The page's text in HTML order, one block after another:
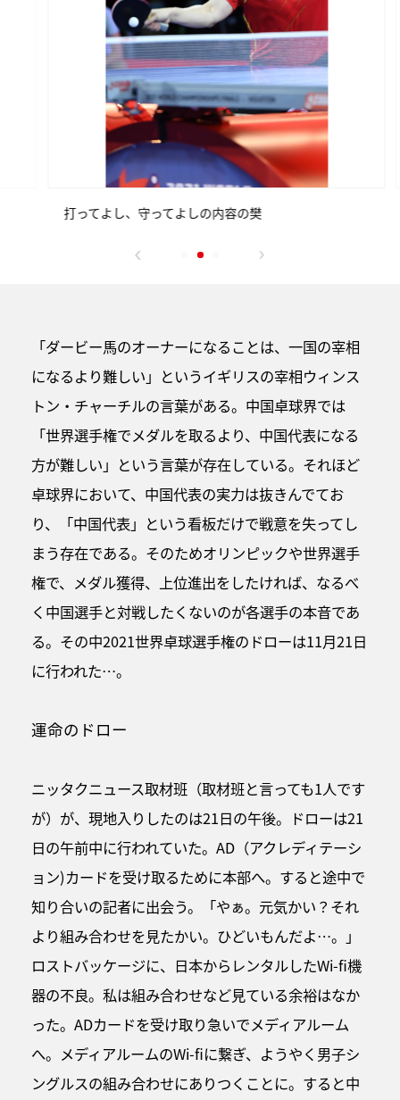
打ってよし、守ってよしの内容の樊
「ダービー馬のオーナーになることは、一国の宰相
になるより難しい」というイギリスの宰相ウィンス
トン・チャーチルの言葉がある。中国卓球界では
「世界選手権でメダルを取るより、中国代表になる
方が難しい」という言葉が存在している。それほど
卓球界において、中国代表の実力は抜きんでてお
り、「中国代表」という看板だけで戦意を失ってし
まう存在である。そのためオリンピックや世界選手
権で、メダル獲得、上位進出をしたければ、なるべ
く中国選手と対戦したくないのが各選手の本音であ
る。その中2021世界卓球選手権のドローは11月21日
に行われた…。
運命のドロー
ニッタクニュース取材班（取材班と言っても1人です
が）が、現地入りしたのは21日の午後。ドローは21
日の午前中に行われていた。AD（アクレディテーシ
ョン)カードを受け取るために本部へ。すると途中で
知り合いの記者に出会う。「やぁ。元気かい？それ
より組み合わせを見たかい。ひどいもんだよ…。」
ロストバッケージに、日本からレンタルしたWi-fi機
器の不良。私は組み合わせなど見ている余裕はなか
った。ADカードを受け取り急いでメディアルーム
へ。メディアルームのWi-fiに繋ぎ、ようやく男子シ
ングルスの組み合わせにありつくことに。すると中